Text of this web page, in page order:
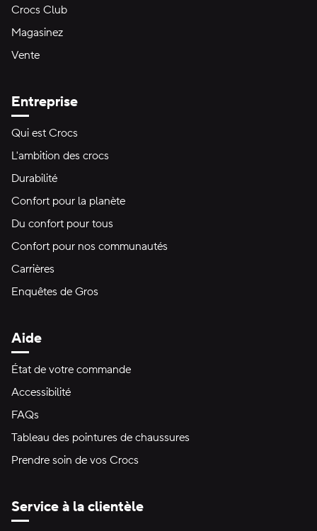
Crocs Club
Magasinez
Vente
Entreprise
Qui est Crocs
L'ambition des crocs
Durabilité
Confort pour la planète
Du confort pour tous
Confort pour nos communautés
Carrières
Enquêtes de Gros
Aide
État de votre commande
Accessibilité
FAQs
Tableau des pointures de chaussures
Prendre soin de vos Crocs
Service à la clientèle